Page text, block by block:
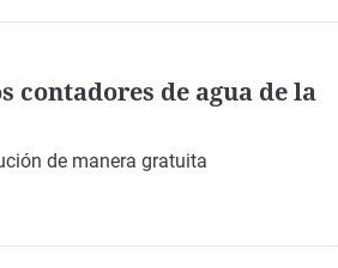
de agua de la
de manera gratuita